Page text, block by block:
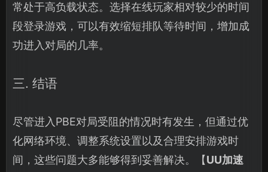
常处于高负载状态。选择在线玩家相对较少的时间
段登录游戏，可以有效缩短排队等待时间，增加成
功进入对局的几率。
三. 结语
尽管进入PBE对局受阻的情况时有发生，但通过优
化网络环境、调整系统设置以及合理安排游戏时
间，这些问题大多能够得到妥善解决。【UU加速